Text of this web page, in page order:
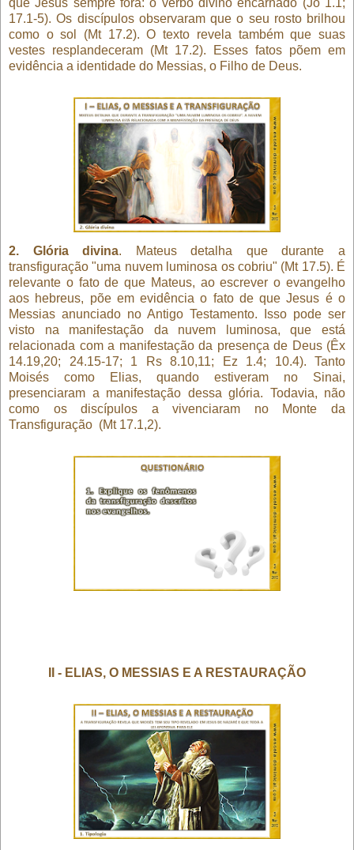
que Jesus sempre fora: o verbo divino encarnado (Jo 1.1;
17.1-5). Os discípulos observaram que o seu rosto brilhou
como o sol (Mt 17.2). O texto revela também que suas
vestes resplandeceram (Mt 17.2). Esses fatos põem em
evidência a identidade do Messias, o Filho de Deus.
2. Glória divina. Mateus detalha que durante a
transfiguração "uma nuvem luminosa os cobriu" (Mt 17.5). É
relevante o fato de que Mateus, ao escrever o evangelho
aos hebreus, põe em evidência o fato de que Jesus é o
Messias anunciado no Antigo Testamento. Isso pode ser
visto na manifestação da nuvem luminosa, que está
relacionada com a manifestação da presença de Deus (Êx
14.19,20; 24.15-17; 1 Rs 8.10,11; Ez 1.4; 10.4). Tanto
Moisés como Elias, quando estiveram no Sinai,
presenciaram a manifestação dessa glória. Todavia, não
como os discípulos a vivenciaram no Monte da
Transfiguração (Mt 17.1,2).
II - ELIAS, O MESSIAS E A RESTAURAÇÃO